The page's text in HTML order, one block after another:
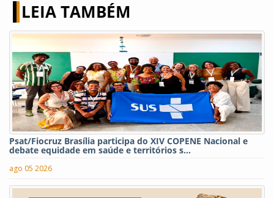
LEIA TAMBÉM
Psat/Fiocruz Brasília participa do XIV COPENE Nacional e
debate equidade em saúde e territórios s...
ago 05 2026